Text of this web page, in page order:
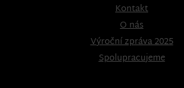
Kontakt
O nás
Výroční zpráva 2025
Spolupracujeme